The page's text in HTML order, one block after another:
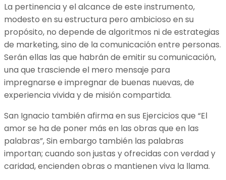
La pertinencia y el alcance de este instrumento,
modesto en su estructura pero ambicioso en su
propósito, no depende de algoritmos ni de estrategias
de marketing, sino de la comunicación entre personas.
Serán ellas las que habrán de emitir su comunicación,
una que trasciende el mero mensaje para
impregnarse e impregnar de buenas nuevas, de
experiencia vivida y de misión compartida.
San Ignacio también afirma en sus Ejercicios que “El
amor se ha de poner más en las obras que en las
palabras”, Sin embargo también las palabras
importan; cuando son justas y ofrecidas con verdad y
caridad, encienden obras o mantienen viva la llama.